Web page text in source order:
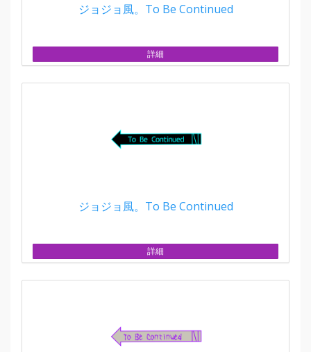
ジョジョ風。To Be Continued
詳細
ジョジョ風。To Be Continued
詳細